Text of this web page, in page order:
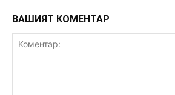
ВАШИЯТ КОМЕНТАР